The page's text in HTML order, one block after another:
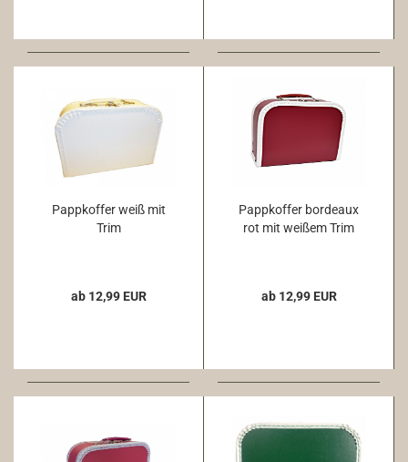
Pappkoffer weiß mit
Trim
ab 12,99 EUR
Pappkoffer bordeaux
rot mit weißem Trim
ab 12,99 EUR